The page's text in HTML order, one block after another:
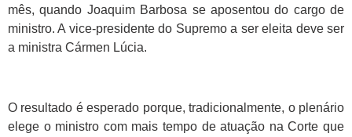
mês, quando Joaquim Barbosa se aposentou do cargo de
ministro. A vice-presidente do Supremo a ser eleita deve ser
a ministra Cármen Lúcia.
O resultado é esperado porque, tradicionalmente, o plenário
elege o ministro com mais tempo de atuação na Corte que